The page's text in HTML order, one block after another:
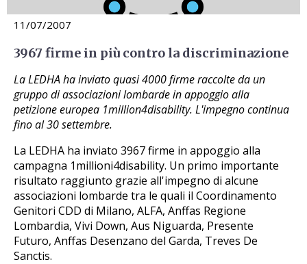
11/07/2007
3967 firme in più contro la discriminazione
La LEDHA ha inviato quasi 4000 firme raccolte da un
gruppo di associazioni lombarde in appoggio alla
petizione europea 1million4disability. L'impegno continua
fino al 30 settembre.
La LEDHA ha inviato 3967 firme in appoggio alla
campagna 1millioni4disability. Un primo importante
risultato raggiunto grazie all'impegno di alcune
associazioni lombarde tra le quali il Coordinamento
Genitori CDD di Milano, ALFA, Anffas Regione
Lombardia, Vivi Down, Aus Niguarda, Presente
Futuro, Anffas Desenzano del Garda, Treves De
Sanctis.